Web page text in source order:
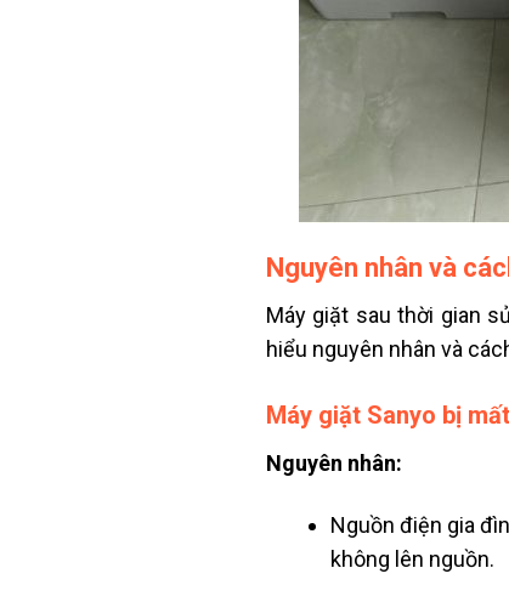
Nguyên nhân và
Máy giặt sau thời gian
hiểu nguyên nhân và
Máy giặt Sanyo bị
Nguyên nhân:
Nguồn điện gia
không lên nguồn.